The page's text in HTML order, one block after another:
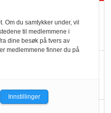
flaggskip
videre
Om du samtykker under, vil
til medlemmene i
dine besøk på tvers av
medlemmene finner du på
Innstillinger